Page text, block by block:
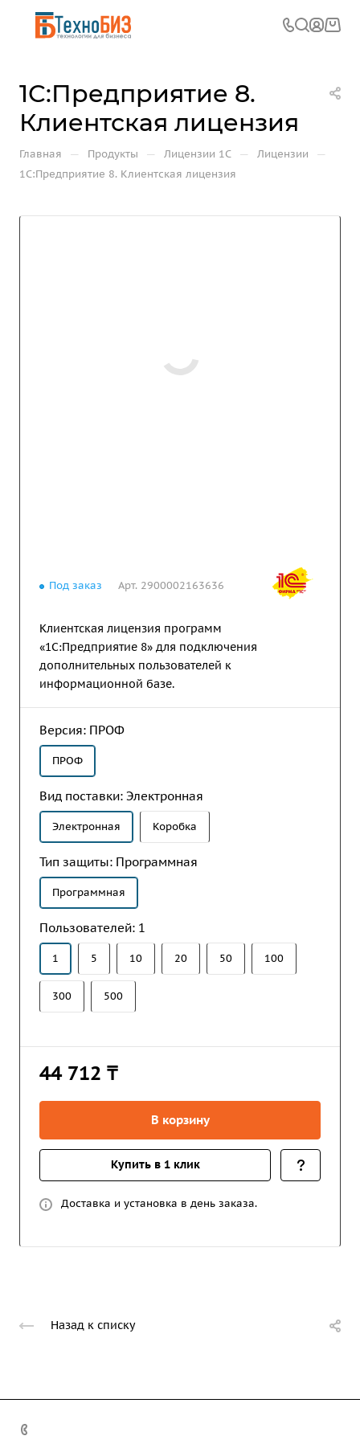
1С:Предприятие 8.
Клиентская лицензия
Главная — Продукты — Лицензии 1С — Лицензии —
1С:Предприятие 8. Клиентская лицензия
Под заказ Арт. 2900002163636
Клиентская лицензия программ
«1С:Предприятие 8» для подключения
дополнительных пользователей к
информационной базе.
Версия: ПРОФ
ПРОФ
Вид поставки: Электронная
Электронная Коробка
Тип защиты: Программная
Программная
Пользователей: 1
1 5 10 20 50 100
300 500
44 712 ₸
В корзину
Купить в 1 клик
Доставка и установка в день заказа.
Назад к списку